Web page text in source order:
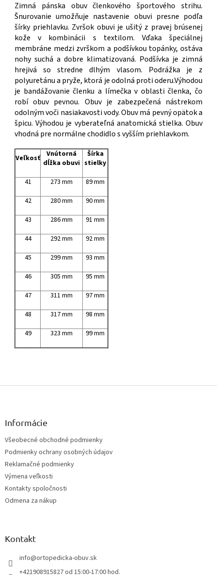
Zimná pánska obuv členkového športového strihu.
Šnurovanie umožňuje nastavenie obuvi presne podľa
šírky priehlavku. Zvršok obuvi je ušitý z pravej brúsenej
kože v kombinácii s textilom. Vďaka špeciálnej
membráne medzi zvrškom a podšívkou topánky, ostáva
nohy suchá a dobre klimatizovaná. Podšívka je zimná
hrejivá so stredne dlhým vlasom. Podrážka je z
polyuretánu a pryže, ktorá je odolná proti oderu.Výhodou
je bandážovanie členku a límečka v oblasti členka, čo
robí obuv pevnou. Obuv je zabezpečená nástrekom
odolným voči nasiakavosti vody. Obuv má pevný opätok a
špicu. Výhodou je vyberateľná anatomická stielka. Obuv
vhodná pre normálne chodidlo s vyšším priehlavkom.
Veľkosť
Vnútorná
dĺžka obuvi
Šírka
stielky
41
273 mm
89 mm
42
280 mm
90 mm
43
286 mm
91 mm
44
292 mm
92 mm
45
299 mm
93 mm
46
305 mm
95 mm
47
311 mm
97 mm
48
317 mm
98 mm
49
323 mm 99 mm
Z
Informácie
Všeobecné obchodné podmienky
Podmienky ochrany osobných údajov
Reklamačné podmienky
Výmena veľkosti
Kontakty spoločnosti
Odmena za nákup
Kontakt
info@ortopedicka-obuv.sk
+421908915827 od 15:00-17:00 hod.